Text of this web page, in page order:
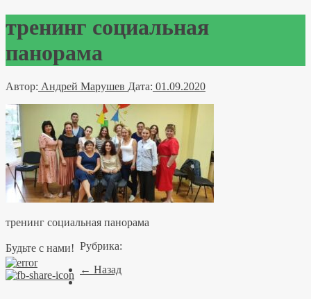
тренинг социальная
панорама
Автор: Андрей Марушев Дата: 01.09.2020
тренинг социальная панорама
Будьте с нами! Рубрика:
← Назад